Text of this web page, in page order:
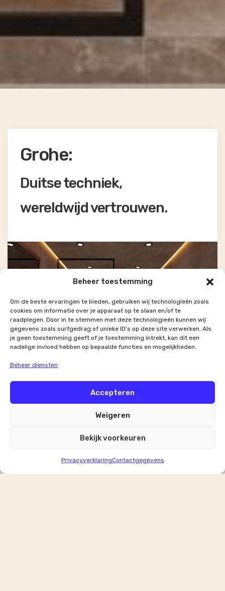
Beheer toestemming
Om de beste ervaringen te bieden, gebruiken wij technologieën zoals
cookies om informatie over je apparaat op te slaan en/of te
raadplegen. Door in te stemmen met deze technologieën kunnen wij
gegevens zoals surfgedrag of unieke ID's op deze site verwerken. Als
je geen toestemming geeft of je toestemming intrekt, kan dit een
nadelige invloed hebben op bepaalde functies en mogelijkheden.
Beheer diensten
Accepteren
Weigeren
Bekijk voorkeuren
PrivacyverklaringContactgegevens
Grohe:
Duitse techniek,
wereldwijd vertrouwen.